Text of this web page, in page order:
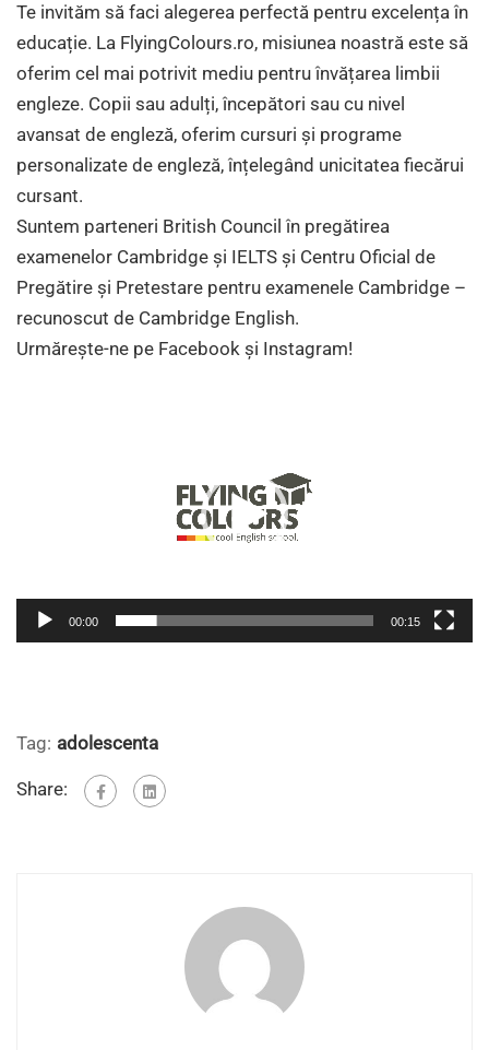
Te invităm să faci alegerea perfectă pentru excelența în
educație. La FlyingColours.ro, misiunea noastră este să
oferim cel mai potrivit mediu pentru învățarea limbii
engleze. Copii sau adulți, începători sau cu nivel
avansat de engleză, oferim cursuri și programe
personalizate de engleză, înțelegând unicitatea fiecărui
cursant.
Suntem parteneri British Council în pregătirea
examenelor Cambridge și IELTS și Centru Oficial de
Pregătire și Pretestare pentru examenele Cambridge –
recunoscut de Cambridge English.
Urmărește-ne pe Facebook și Instagram!
00:00 00:15
Tag: adolescenta
Share: